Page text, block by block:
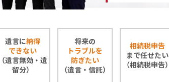
遺言に納得
できない
（遺言無効・遺
留分）
将来の
トラブルを
防ぎたい
（遺言・信託）
相続税申告
まで任せたい
（相続税申告）